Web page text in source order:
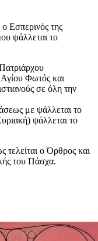
Εσπερινός της
ψάλλεται το
Φωτός και
σε όλη την
με ψάλλεται το
ψάλλεται το
τελείται ο Όρθρος και
του Πάσχα.